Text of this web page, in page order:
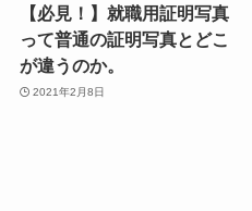
【必見！】就職用証明写真
って普通の証明写真とどこ
が違うのか。
2021年2月8日